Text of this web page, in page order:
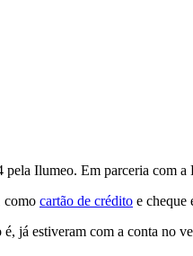
Ilumeo. Em parceria com
como cartão de crédito e cheque
já estiveram com a conta no